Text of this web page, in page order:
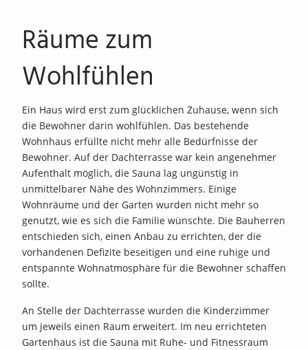
Räume zum
Wohlfühlen
Ein Haus wird erst zum glücklichen Zuhause, wenn sich
die Bewohner darin wohlfühlen. Das bestehende
Wohnhaus erfüllte nicht mehr alle Bedürfnisse der
Bewohner. Auf der Dachterrasse war kein angenehmer
Aufenthalt möglich, die Sauna lag ungünstig in
unmittelbarer Nähe des Wohnzimmers. Einige
Wohnräume und der Garten wurden nicht mehr so
genutzt, wie es sich die Familie wünschte. Die Bauherren
entschieden sich, einen Anbau zu errichten, der die
vorhandenen Defizite beseitigen und eine ruhige und
entspannte Wohnatmosphäre für die Bewohner schaffen
sollte.
An Stelle der Dachterrasse wurden die Kinderzimmer
um jeweils einen Raum erweitert. Im neu errichteten
Gartenhaus ist die Sauna mit Ruhe- und Fitnessraum